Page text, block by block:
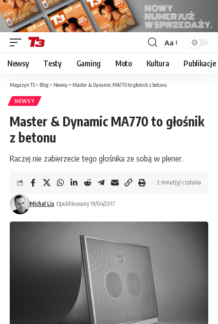
Font
Resizer
Aa
Newsy Testy Gaming Moto Kultura Publikacje
Magazyn T3 > Blog > Newsy > Master & Dynamic MA770 to głośnik z betonu
NEWSY
Master & Dynamic MA770 to głośnik
z betonu
Raczej nie zabierzecie tego głośnika ze sobą w plener.
Michał Lis Opublikowany 19/04/2017
2 minut(y) czytania